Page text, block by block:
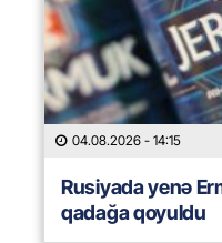
04.08.2026 - 14:15
Rusiyada yenə
qadağa qoyuldu